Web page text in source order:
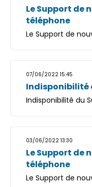
Le Support de
téléphone
Le Support de
07/06/2022 15:45
Indisponibilité
Indisponibilité du
03/06/2022 13:30
Le Support de
téléphone
Le Support de